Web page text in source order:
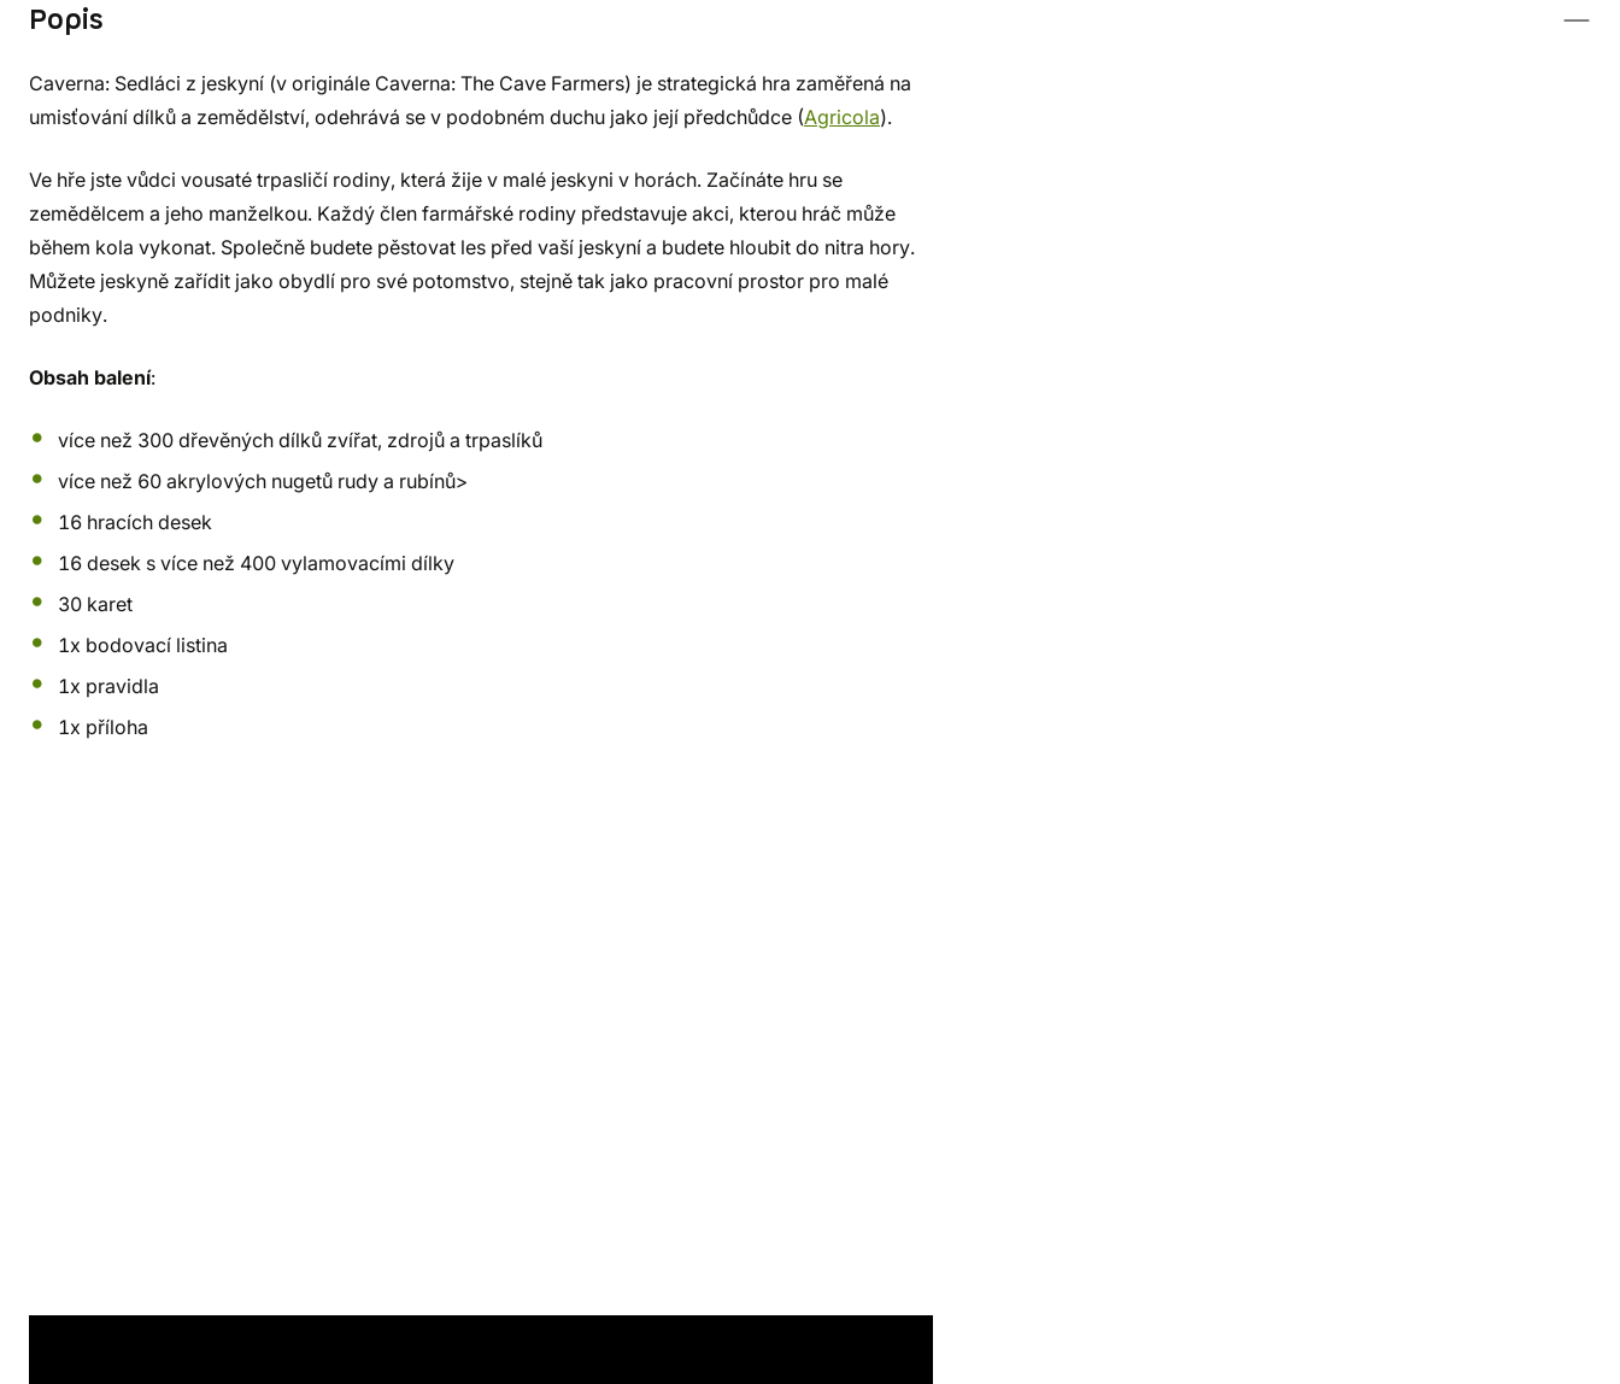
Popis
Caverna: Sedláci z jeskyní (v originále Caverna: The Cave Farmers) je strategická hra zaměřená na
umisťování dílků a zemědělství, odehrává se v podobném duchu jako její předchůdce (Agricola).
Ve hře jste vůdci vousaté trpasličí rodiny, která žije v malé jeskyni v horách. Začínáte hru se
zemědělcem a jeho manželkou. Každý člen farmářské rodiny představuje akci, kterou hráč může
během kola vykonat. Společně budete pěstovat les před vaší jeskyní a budete hloubit do nitra hory.
Můžete jeskyně zařídit jako obydlí pro své potomstvo, stejně tak jako pracovní prostor pro malé
podniky.
Obsah balení:
více než 300 dřevěných dílků zvířat, zdrojů a trpaslíků
více než 60 akrylových nugetů rudy a rubínů>
16 hracích desek
16 desek s více než 400 vylamovacími dílky
30 karet
1x bodovací listina
1x pravidla
1x příloha